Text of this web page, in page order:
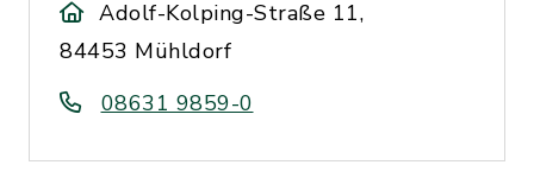
Adolf-Kolping-Straße 11,
84453 Mühldorf
08631 9859-0